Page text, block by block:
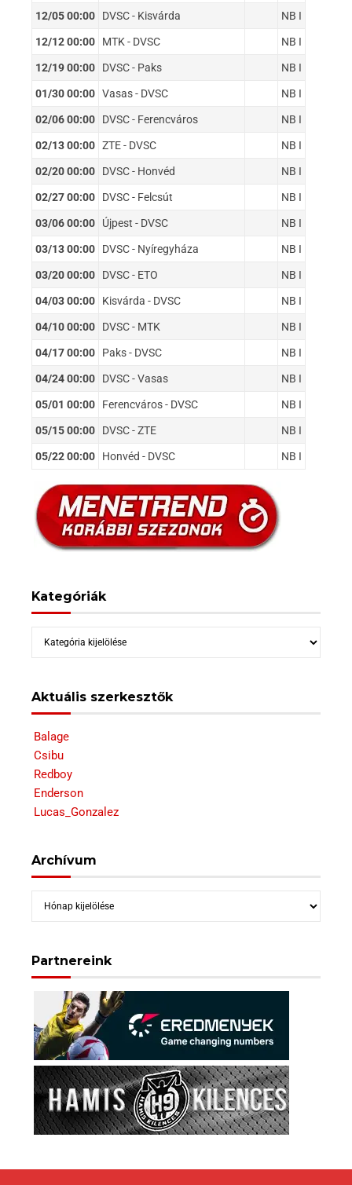
12/05 00:00 DVSC - Kisvárda NB I
12/12 00:00 MTK - DVSC NB I
12/19 00:00 DVSC - Paks NB I
01/30 00:00 Vasas - DVSC NB I
02/06 00:00 DVSC - Ferencváros NB I
02/13 00:00 ZTE - DVSC NB I
02/20 00:00 DVSC - Honvéd NB I
02/27 00:00 DVSC - Felcsút NB I
03/06 00:00 Újpest - DVSC NB I
03/13 00:00 DVSC - Nyíregyháza NB I
03/20 00:00 DVSC - ETO NB I
04/03 00:00 Kisvárda - DVSC NB I
04/10 00:00 DVSC - MTK NB I
04/17 00:00 Paks - DVSC NB I
04/24 00:00 DVSC - Vasas NB I
05/01 00:00 Ferencváros - DVSC NB I
05/15 00:00 DVSC - ZTE NB I
05/22 00:00 Honvéd - DVSC NB I
Kategóriák
Kategóriák
Aktuális szerkesztők
Balage
Csibu
Redboy
Enderson
Lucas_Gonzalez
Archívum
Archívum
Partnereink